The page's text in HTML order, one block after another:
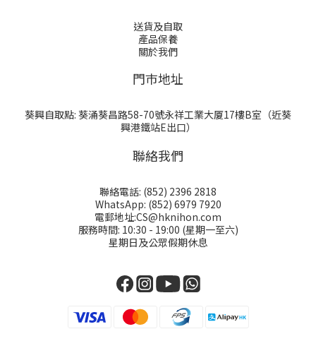
送貨及自取
產品保養
關於我們
門巿地址
葵興自取點: 葵涌葵昌路58-70號永祥工業大厦17樓B室（近葵
興港鐵站E出口）
聯絡我們
聯絡電話: (852) 2396 2818
WhatsApp: (852) 6979 7920
電郵地址:CS@hknihon.com
服務時間: 10:30 - 19:00 (星期一至六)
星期日及公眾假期休息